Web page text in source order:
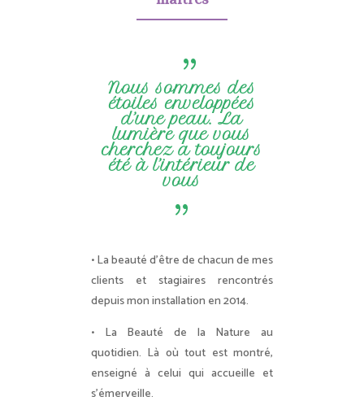
{
Nous sommes des
étoiles enveloppées
d’une peau. La
lumière que vous
cherchez a toujours
été à l’intérieur de
vous
{
• La beauté d’être de chacun de mes
clients et stagiaires rencontrés
depuis mon installation en 2014.
• La Beauté de la Nature au
quotidien. Là où tout est montré,
enseigné à celui qui accueille et
s’émerveille.